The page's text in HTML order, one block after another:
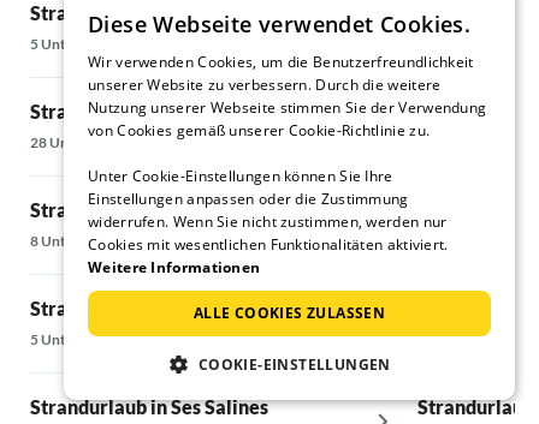
Strandurlaub in Cala Santanyi
5 Unterkünfte
Strandurlaub in Santanyi
28 Unterkünfte
Strandurlaub in Cala d'Or
8 Unterkünfte
Strandurlaub in Colonia de Sant Jordi
5 Unterkünfte
Strandurlaub in Ses Salines
Strandurlaub
Strandurlaub
7 Unterkünfte
39 Unterkünfte
Strandurlaub
Diese Webseite verwendet Cookies.
Wir verwenden Cookies, um die Benutzerfreundlichkeit
unserer Website zu verbessern. Durch die weitere
Nutzung unserer Webseite stimmen Sie der Verwendung
von Cookies gemäß unserer Cookie-Richtlinie zu.
Unter Cookie-Einstellungen können Sie Ihre
Einstellungen anpassen oder die Zustimmung
widerrufen. Wenn Sie nicht zustimmen, werden nur
Cookies mit wesentlichen Funktionalitäten aktiviert.
Weitere Informationen
ALLE COOKIES ZULASSEN
COOKIE-EINSTELLUNGEN